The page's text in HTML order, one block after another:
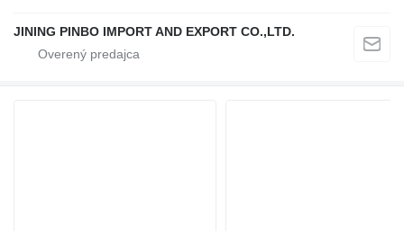
JINING PINBO IMPORT AND EXPORT CO.,LTD.